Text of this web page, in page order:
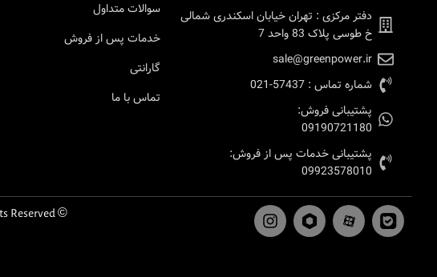
دفتر مرکزی : تهران خیابان اسکندری شمالی
خ طوسی پلاک 83 واحد 7
sale@greenpower.ir
شماره تماس : 57437-021
پشتیبانی فروش:
09190721180
پشتیبانی خدمات پس از فروش:
09923578010
سوالات متداول
خدمات پس از فروش
گارانتی
تماس با ما
© Copyright © 2026 Green power Co.All Rights Reserved.کلیه حقوق این سایت متعلق به گرین پاور است.